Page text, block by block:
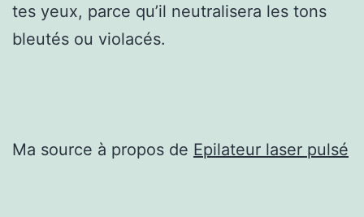
tes yeux, parce qu’il neutralisera les tons
bleutés ou violacés.
Ma source à propos de Epilateur laser pulsé